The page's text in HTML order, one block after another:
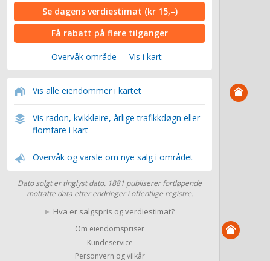
Se dagens verdiestimat (kr 15,–)
Få rabatt på flere tilganger
Overvåk område Vis i kart
Vis alle eiendommer i kartet
Vis radon, kvikkleire, årlige trafikkdøgn eller
flomfare i kart
Overvåk og varsle om nye salg i området
Dato solgt er tinglyst dato. 1881 publiserer fortløpende
mottatte data etter endringer i offentlige registre.
Hva er salgspris og verdiestimat?
Om eiendomspriser
Kundeservice
Personvern og vilkår